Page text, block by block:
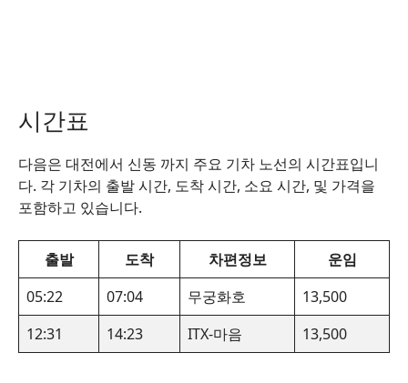
시간표
다음은 대전에서 신동 까지 주요 기차 노선의 시간표입니
다. 각 기차의 출발 시간, 도착 시간, 소요 시간, 및 가격을
포함하고 있습니다.
출발 도착 차편정보
운임
05:22
07:04 무궁화호
13,500
12:31
14:23 ITX-마음 13,500